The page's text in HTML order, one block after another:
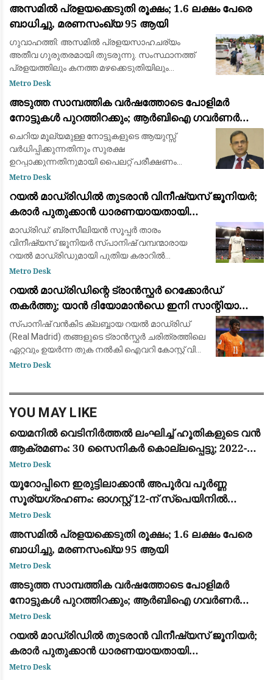
മറയ്ക
അസമിൽ പ്രളയക്കെടുതി രൂക്ഷം; 1.6 ലക്ഷം പേരെ
ബാധിച്ചു, മരണസംഖ്യ 95 ആയി
ഗുവാഹത്തി: അസമിൽ പ്രളയസാഹചര്യം
അതീവ ഗുരുതരമായി തുടരുന്നു. സംസ്ഥാനത്ത്
പ്രളയത്തിലും കനത്ത മഴക്കെടുതിയിലും
മരിച്ചവരുടെ എണ്ണം 95 ആയി ഉയർന്നു. 14
ആളുകളെയാണ് വെള്
Metro Desk
അടുത്ത സാമ്പത്തിക വർഷത്തോടെ പോളിമർ
നോട്ടുകൾ പുറത്തിറക്കും; ആർബിഐ ഗവർണർ
സഞ്ജയ് മൽഹോത്ര
ചെറിയ മൂല്യമുള്ള നോട്ടുകളുടെ ആയുസ്സ്
വർധിപ്പിക്കുന്നതിനും സുരക്ഷ
ഉറപ്പാക്കുന്നതിനുമായി പൈലറ്റ് പരീക്ഷണം
പുരോഗമിക്കുന്നു.
Metro Desk
റയൽ മാഡ്രിഡിൽ തുടരാൻ വിനീഷ്യസ് ജൂനിയർ;
കരാർ പുതുക്കാൻ ധാരണയായതായി
ഫാബ്രിസിയോ റൊമാനോയും ദ അത്‌ലറ്റിക്കും
മാഡ്രിഡ്: ബ്രസീലിയൻ സൂപ്പർ താരം
വിനീഷ്യസ് ജൂനിയർ സ്പാനിഷ് വമ്പന്മാരായ
റയൽ മാഡ്രിഡുമായി പുതിയ കരാറിൽ
ഒപ്പുവെക്കാൻ ഒരുങ്ങുന്നു. പ്രമുഖ ട്രാൻസ്ഫർ
റൊമാനോയും 'ദ അത്‌ലറ്റികു'മാണ
Metro Desk
റയൽ മാഡ്രിഡിന്റെ ട്രാൻസ്ഫർ റെക്കോർഡ്
തകർത്തു; യാൻ ദിയോമാൻഡെ ഇനി സാന്റിയാഗോ
ബെർണബ്യൂവിൽ
സ്പാനിഷ് വൻകിട ക്ലബ്ബായ റയൽ മാഡ്രിഡ്
(Real Madrid) തങ്ങളുടെ ട്രാൻസ്ഫർ ചരിത്രത്തിലെ
ഏറ്റവും ഉയർന്ന തുക നൽകി ഐവറി കോസ്റ്റ് വിങ്
ഫോർവേഡ് യാൻ ദിയോമാൻഡെയെ (Yan
Metro Desk
YOU MAY LIKE
യെമനിൽ വെടിനിർത്തൽ ലംഘിച്ച് ഹൂതികളുടെ വൻ
ആക്രമണം: 30 സൈനികർ കൊല്ലപ്പെട്ടു; 2022-ന്
ശേഷമുള്ള ഏറ്റവും വലിയ ഏറ്റുമുട്ടൽ
Metro Desk
യൂറോപ്പിനെ ഇരുട്ടിലാക്കാൻ അപൂർവ പൂർണ്ണ
സൂര്യഗ്രഹണം: ഓഗസ്റ്റ് 12-ന് സ്പെയിനിൽ
പ്രകൃതിയുടെ വിസ്മയക്കാഴ്ച
Metro Desk
അസമിൽ പ്രളയക്കെടുതി രൂക്ഷം; 1.6 ലക്ഷം പേരെ
ബാധിച്ചു, മരണസംഖ്യ 95 ആയി
Metro Desk
അടുത്ത സാമ്പത്തിക വർഷത്തോടെ പോളിമർ
നോട്ടുകൾ പുറത്തിറക്കും; ആർബിഐ ഗവർണർ
സഞ്ജയ് മൽഹോത്ര
Metro Desk
റയൽ മാഡ്രിഡിൽ തുടരാൻ വിനീഷ്യസ് ജൂനിയർ;
കരാർ പുതുക്കാൻ ധാരണയായതായി
ഫാബ്രിസിയോ റൊമാനോയും ദ അത്‌ലറ്റിക്കും
Metro Desk